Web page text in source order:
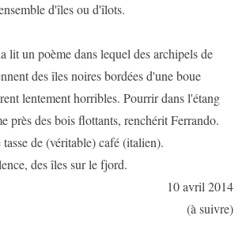
d'îles ou d'îlots.
lit un poème dans lequel des archipels de
des îles noires bordées d'une boue
lentement horribles. Pourrir dans l'étang
près des bois flottants, renchérit Ferrando.
de (véritable) café (italien).
des îles sur le fjord.
10 avril 2014
(à suivre)